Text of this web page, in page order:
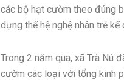
các bộ hạt cườm theo đúng
dựng thế hệ nghệ nhân trẻ
Trong 2 năm qua, xã Trà Nú
cườm các loại với tổng kinh